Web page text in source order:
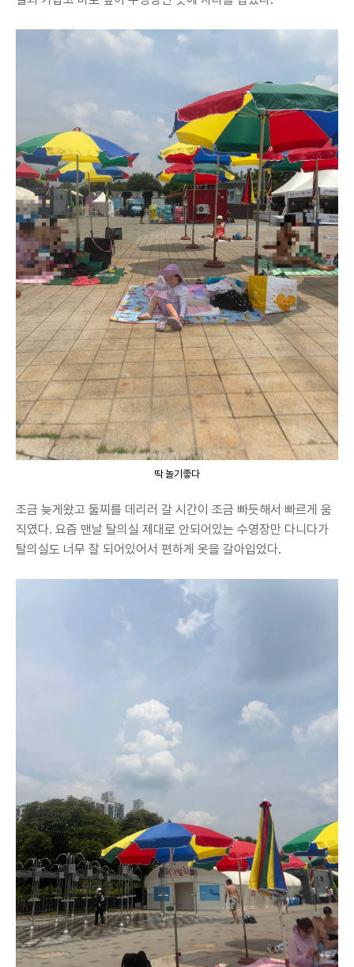
딱 놀기좋다
조금 늦게왔고 둘찌를 데리러 갈 시간이 조금 빠듯해서 빠르게 움
직였다. 요즘 맨날 탈의실 제대로 안되어있는 수영장만 다니다가
탈의실도 너무 잘 되어있어서 편하게 옷을 갈아입었다.